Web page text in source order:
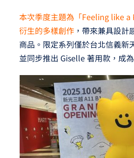
本次季度主題為「Feeling like a
衍生的多樣創作，帶來兼具設計
商品。限定系列僅於台北信義新
並同步推出 Giselle 著用款，成